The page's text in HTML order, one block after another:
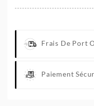
Frais De Port
Paiement